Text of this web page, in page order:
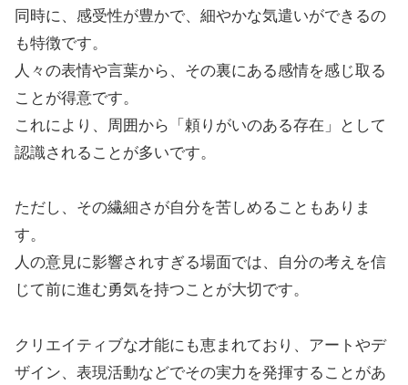
同時に、感受性が豊かで、細やかな気遣いができるの
も特徴です。
人々の表情や言葉から、その裏にある感情を感じ取る
ことが得意です。
これにより、周囲から「頼りがいのある存在」として
認識されることが多いです。
ただし、その繊細さが自分を苦しめることもありま
す。
人の意見に影響されすぎる場面では、自分の考えを信
じて前に進む勇気を持つことが大切です。
クリエイティブな才能にも恵まれており、アートやデ
ザイン、表現活動などでその実力を発揮することがあ